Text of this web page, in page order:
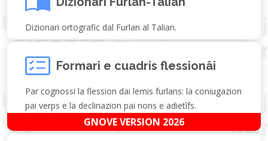
Dizionari ortografic dal Furlan al Talian.
Formari e cuadris flessionâi
Par cognossi la flession dai lemis furlans: la coniugazion
pai verps e la declinazion pai nons e adietîfs.
GNOVE VERSION 2026